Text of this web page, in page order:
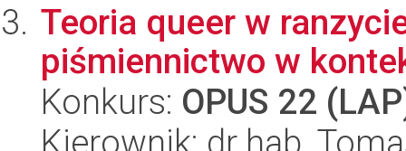
Teoria queer w
piśmiennictwo w
Konkurs: OPUS 22
Kierownik: dr hab.